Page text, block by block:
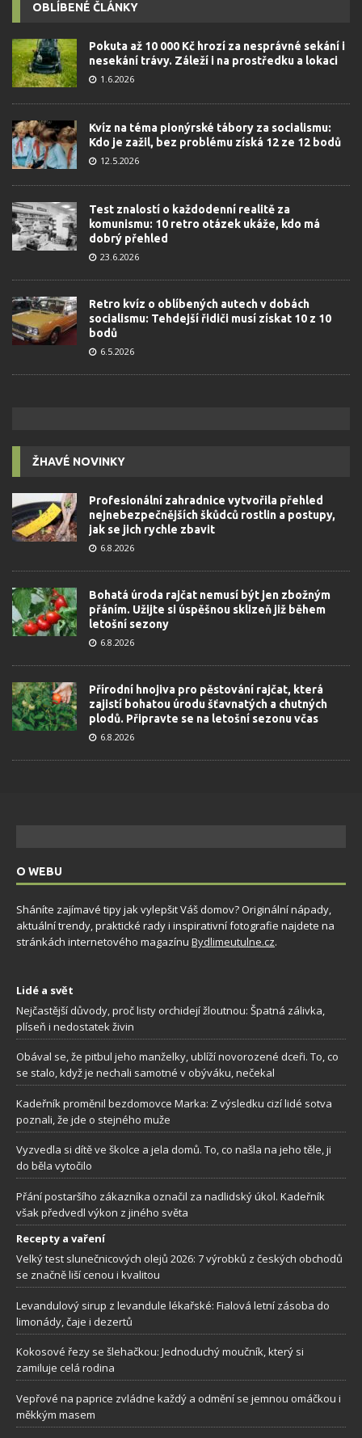
OBLÍBENÉ ČLÁNKY
Pokuta až 10 000 Kč hrozí za nesprávné sekání i
nesekání trávy. Záleží i na prostředku a lokaci
1.6.2026
Kvíz na téma pionýrské tábory za socialismu:
Kdo je zažil, bez problému získá 12 ze 12 bodů
12.5.2026
Test znalostí o každodenní realitě za
komunismu: 10 retro otázek ukáže, kdo má
dobrý přehled
23.6.2026
Retro kvíz o oblíbených autech v dobách
socialismu: Tehdejší řidiči musí získat 10 z 10
bodů
6.5.2026
ŽHAVÉ NOVINKY
Profesionální zahradnice vytvořila přehled
nejnebezpečnějších škůdců rostlin a postupy,
jak se jich rychle zbavit
6.8.2026
Bohatá úroda rajčat nemusí být jen zbožným
přáním. Užijte si úspěšnou sklizeň již během
letošní sezony
6.8.2026
Přírodní hnojiva pro pěstování rajčat, která
zajistí bohatou úrodu šťavnatých a chutných
plodů. Připravte se na letošní sezonu včas
6.8.2026
O WEBU
Sháníte zajímavé tipy jak vylepšit Váš domov? Originální nápady,
aktuální trendy, praktické rady i inspirativní fotografie najdete na
stránkách internetového magazínu Bydlimeutulne.cz.
Lidé a svět
Nejčastější důvody, proč listy orchidejí žloutnou: Špatná zálivka,
plíseň i nedostatek živin
Obával se, že pitbul jeho manželky, ublíží novorozené dceři. To, co
se stalo, když je nechali samotné v obýváku, nečekal
Kadeřník proměnil bezdomovce Marka: Z výsledku cizí lidé sotva
poznali, že jde o stejného muže
Vyzvedla si dítě ve školce a jela domů. To, co našla na jeho těle, ji
do běla vytočilo
Přání postaršího zákazníka označil za nadlidský úkol. Kadeřník
však předvedl výkon z jiného světa
Recepty a vaření
Velký test slunečnicových olejů 2026: 7 výrobků z českých obchodů
se značně liší cenou i kvalitou
Levandulový sirup z levandule lékařské: Fialová letní zásoba do
limonády, čaje i dezertů
Kokosové řezy se šlehačkou: Jednoduchý moučník, který si
zamiluje celá rodina
Vepřové na paprice zvládne každý a odmění se jemnou omáčkou i
měkkým masem